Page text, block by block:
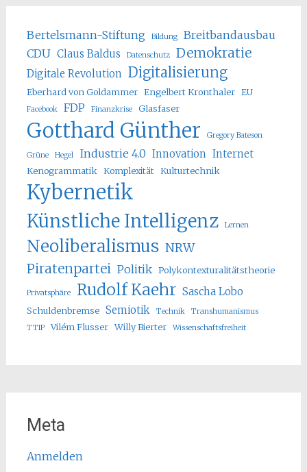
Bertelsmann-Stiftung Bildung
Breitbandausbau
CDU Claus Baldus Datenschutz Demokratie
Digitale Revolution Digitalisierung
Eberhard von Goldammer Engelbert Kronthaler EU
Facebook FDP Finanzkrise Glasfaser
Gotthard Günther Gregory Bateson
Grüne Hegel Industrie 4.0 Innovation Internet
Kenogrammatik Komplexität Kulturtechnik
Kybernetik
Künstliche Intelligenz Lernen
Neoliberalismus NRW
Piratenpartei Politik Polykontexturalitätstheorie
Privatsphäre Rudolf Kaehr Sascha Lobo
Schuldenbremse Semiotik Technik
Transhumanismus
TTIP
Vilém Flusser Willy Bierter Wissenschaftsfreiheit
Meta
Anmelden